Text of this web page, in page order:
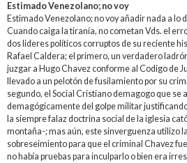
Estimado Venezolano; no voy
Estimado Venezolano; no voy añadir nada a lo
Cuando caiga la tiranía, no cometan Vds. el
dos lideres políticos corruptos de su reciente
Rafael Caldera; el primero, un verdadero
juzgar a Hugo Chavez conforme al Codigo de
llevado a un pelotón de fusilamiento por su
segundo, el Social Cristiano demagogo que se
demagógicamente del golpe militar
la siempre falaz doctrina social de la iglesia
montaña-; mas aún, este sinverguenza utilizo
sobreseimiento para que el criminal Chavez
no había pruebas para inculparlo o bien era